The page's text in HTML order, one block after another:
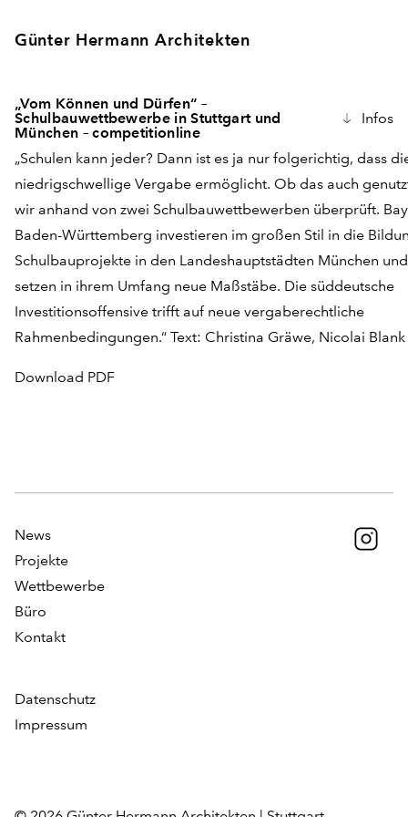
Günter Hermann Architekten
„Vom Können und Dürfen“ –
Schulbauwettbewerbe in Stuttgart und
München – competitionline
Infos
„Schulen kann jeder? Dann ist es ja nur folgerichtig, dass
niedrigschwellige Vergabe ermöglicht. Ob das auch
wir anhand von zwei Schulbauwettbewerben überprüft.
Baden-Württemberg investieren im großen Stil in die
Schulbauprojekte in den Landeshauptstädten München
setzen in ihrem Umfang neue Maßstäbe. Die süddeutsche
Investitionsoffensive trifft auf neue vergaberechtliche
Rahmenbedingungen.“ Text: Christina Gräwe, Nicolai Blank
Download PDF
News
Projekte
Wettbewerbe
Büro
Kontakt
Datenschutz
Impressum